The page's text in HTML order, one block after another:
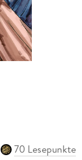
70 Lesepunkte